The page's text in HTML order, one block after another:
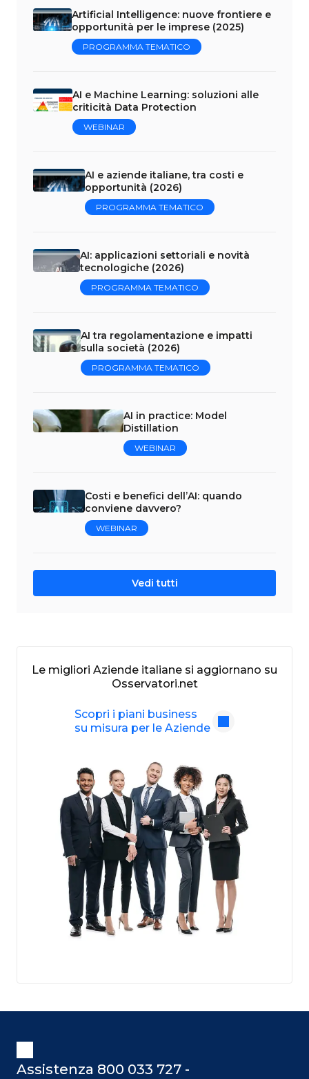
Artificial Intelligence: nuove frontiere e
opportunità per le imprese (2025)
PROGRAMMA TEMATICO
AI e Machine Learning: soluzioni alle
criticità Data Protection
WEBINAR
AI e aziende italiane, tra costi e
opportunità (2026)
PROGRAMMA TEMATICO
AI: applicazioni settoriali e novità
tecnologiche (2026)
PROGRAMMA TEMATICO
AI tra regolamentazione e impatti
sulla società (2026)
PROGRAMMA TEMATICO
AI in practice: Model
Distillation
WEBINAR
Costi e benefici dell’AI: quando
conviene davvero?
WEBINAR
Vedi tutti
Le migliori Aziende italiane si aggiornano su
Osservatori.net
Scopri i piani business
su misura per le Aziende
Assistenza 800 033 727 -